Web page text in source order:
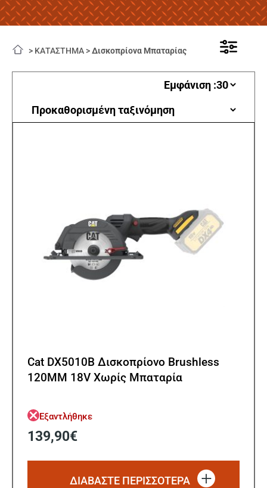
> ΚΑΤΑΣΤΗΜΑ >Δισκοπρίονα Μπαταρίας
Cat DX5010B Δισκοπρίονο Brushless
120ΜΜ 18V Χωρίς Μπαταρία
Εξαντλήθηκε
139,90€
ΔΙΑΒΆΣΤΕ ΠΕΡΙΣΣΌΤΕΡΑ